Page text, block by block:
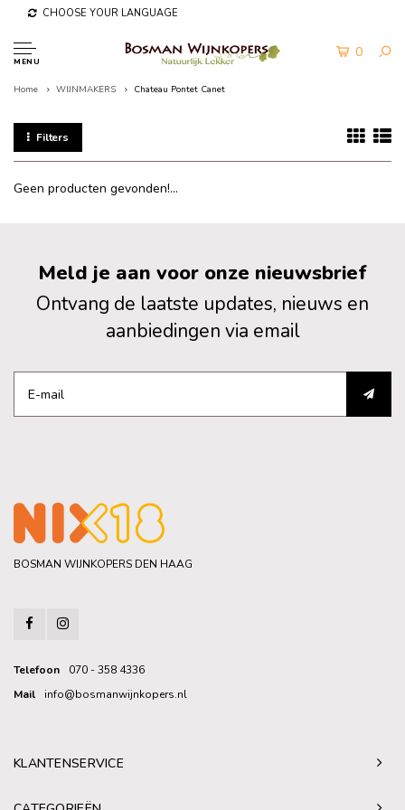
CHOOSE YOUR LANGUAGE
MENU
0
Home WIJNMAKERS Chateau Pontet Canet
Filters
Geen producten gevonden!...
Meld je aan voor onze nieuwsbrief
Ontvang de laatste updates, nieuws en
aanbiedingen via email
BOSMAN WIJNKOPERS DEN HAAG
Telefoon
070 - 358 4336
Mail
info@bosmanwijnkopers.nl
KLANTENSERVICE